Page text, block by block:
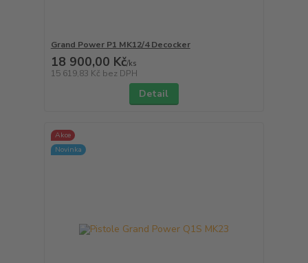
Grand Power P1 MK12/4 Decocker
18 900,00 Kč/ks
15 619,83 Kč bez DPH
Detail
Akce
Novinka